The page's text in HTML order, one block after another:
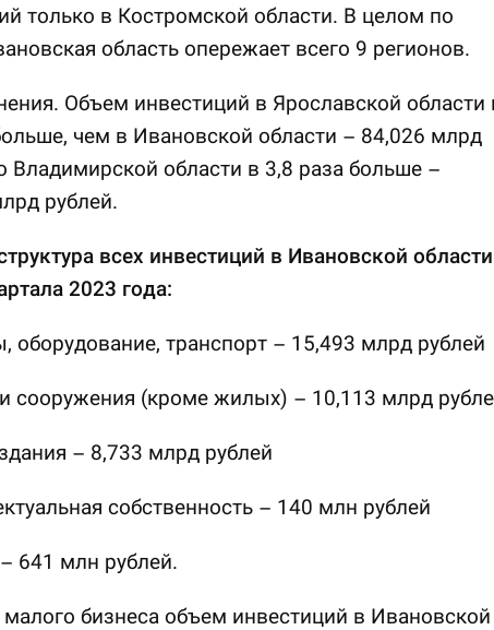
только в Костромской области. В целом по
область опережает всего 9 регионов.
Объем инвестиций в Ярославской области
чем в Ивановской области – 84,026 млрд
Владимирской области в 3,8 раза больше –
рублей.
всех инвестиций в Ивановской области
2023 года:
оборудование, транспорт – 15,493 млрд рублей
сооружения (кроме жилых) – 10,113 млрд
– 8,733 млрд рублей
собственность – 140 млн рублей
641 млн рублей.
малого бизнеса объем инвестиций в Ивановской